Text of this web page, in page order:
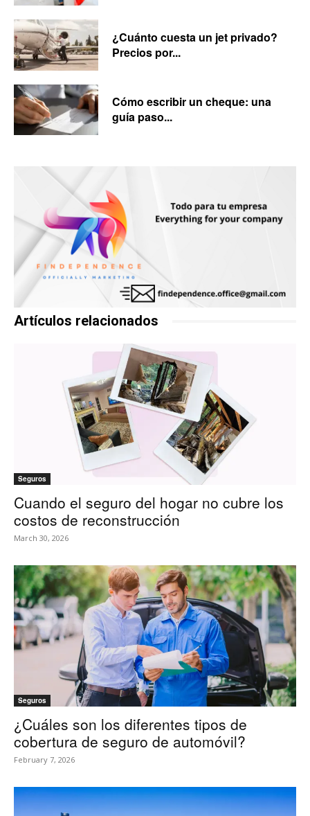
¿Cuánto cuesta un jet privado?
Precios por...
Cómo escribir un cheque: una
guía paso...
Artículos relacionados
Seguros
Cuando el seguro del hogar no cubre los
costos de reconstrucción
March 30, 2026
Seguros
¿Cuáles son los diferentes tipos de
cobertura de seguro de automóvil?
February 7, 2026